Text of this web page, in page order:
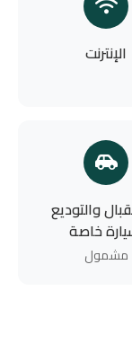
الإنترنت
والتوديع
خاصة
مشمول